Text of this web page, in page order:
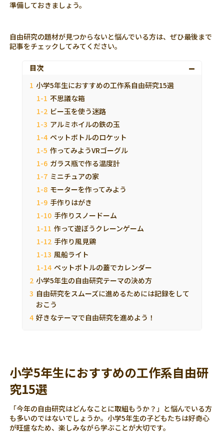
準備しておきましょう。
自由研究の題材が見つからないと悩んでいる方は、ぜひ最後まで
記事をチェックしてみてください。
目次
小学5年生におすすめの工作系自由研究15選
不思議な箱
ビー玉を使う迷路
アルミホイルの鉄の玉
ペットボトルのロケット
作ってみようVRゴーグル
ガラス瓶で作る温度計
ミニチュアの家
モーターを作ってみよう
手作りはがき
手作りスノードーム
作って遊ぼうクレーンゲーム
手作り風見鶏
風船ライト
ペットボトルの蓋でカレンダー
小学5年生の自由研究テーマの決め方
自由研究をスムーズに進めるためには記録をして
おこう
好きなテーマで自由研究を進めよう！
小学5年生におすすめの工作系自由研
究15選
「今年の自由研究はどんなことに取組もうか？」と悩んでいる方
も多いのではないでしょうか。小学5年生の子どもたちは好奇心
が旺盛なため、楽しみながら学ぶことが大切です。